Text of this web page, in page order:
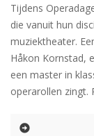
Tijdens
die vanuit hun
muziektheater.
Håkon Kornstad,
een master in
operarollen zingt.